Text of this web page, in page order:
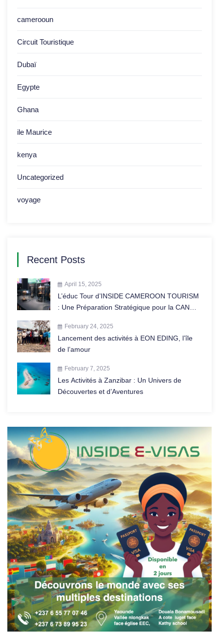
camerooun
Circuit Touristique
Dubaï
Egypte
Ghana
ile Maurice
kenya
Uncategorized
voyage
Recent Posts
April 15, 2025
L’éduc Tour d’INSIDE CAMEROON TOURISM
: Une Préparation Stratégique pour la CAN
February 24, 2025
Lancement des activités à EON EDING, l’île
de l’amour
February 7, 2025
Les Activités à Zanzibar : Un Univers de
Découvertes et d’Aventures